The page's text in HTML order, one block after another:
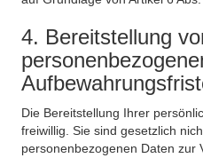
4. Bereitstellung
Die Bereitstellung Ihrer
freiwillig. Sie sind gesetzlich
personenbezogenen Daten zur